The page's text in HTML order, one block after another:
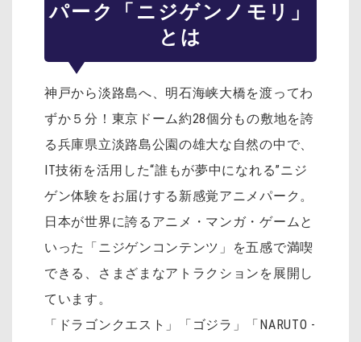
パーク「ニジゲンノモリ」
とは
神戸から淡路島へ、明石海峡大橋を渡ってわ
ずか５分！東京ドーム約28個分もの敷地を誇
る兵庫県立淡路島公園の雄大な自然の中で、
IT技術を活用した“誰もが夢中になれる”ニジ
ゲン体験をお届けする新感覚アニメパーク。
日本が世界に誇るアニメ・マンガ・ゲームと
いった「ニジゲンコンテンツ」を五感で満喫
できる、さまざまなアトラクションを展開し
ています。
「ドラゴンクエスト」「ゴジラ」「NARUTO -